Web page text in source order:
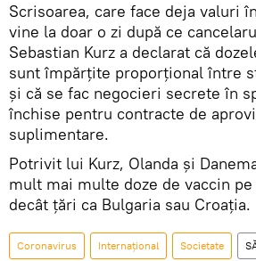
Scrisoarea, care face deja valuri
vine la doar o zi după ce
Sebastian Kurz a declarat că
sunt împărţite proporţional între
şi că se fac negocieri secrete în
închise pentru contracte de
suplimentare.
Potrivit lui Kurz, Olanda şi
mult mai multe doze de vaccin
decât ţări ca Bulgaria sau Croaţia.
Coronavirus Internaţional Societate